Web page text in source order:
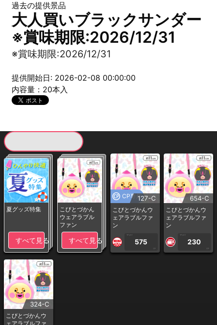
過去の提供景品
大人買いブラックサンダー
※賞味期限:2026/12/31
※賞味期限:2026/12/31
提供開始日: 2026-02-08 00:00:00
内容量：20本入
夏グッズ特集
すべて見る
こびとづかん
ウェアラブル
ファン
すべて見る
CP専用127-C
こびとづかんウ
ェアラブルファ
ン
1PLAY
575
CP
654-C
こびとづかんウ
ェアラブルファ
ン
1PLAY
230
CP
324-C
こびとづかんウ
ェアラブルファ